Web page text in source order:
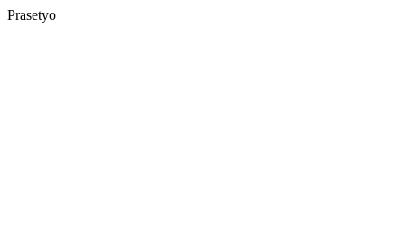
Prasetyo